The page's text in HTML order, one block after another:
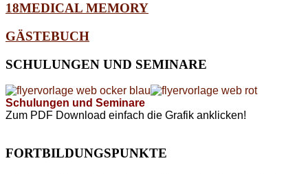
18MEDICAL MEMORY
GÄSTEBUCH
SCHULUNGEN UND SEMINARE
Schulungen und Seminare
Zum PDF Download einfach die Grafik anklicken!
FORTBILDUNGSPUNKTE